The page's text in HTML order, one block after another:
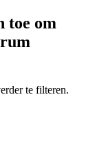
toe om
te filteren.